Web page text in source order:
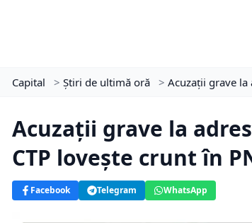
Capital > Știri de ultimă oră > Acuzaţii grave la
Acuzaţii grave la
CTP loveşte crunt în
Facebook Telegram WhatsApp